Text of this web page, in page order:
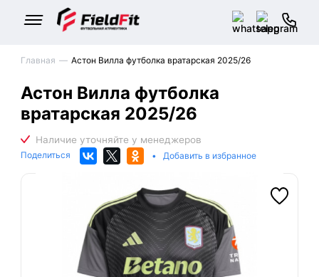
Главная Астон Вилла футболка вратарская 2025/26
Астон Вилла футболка
вратарская 2025/26
Поделиться • Добавить в избранное